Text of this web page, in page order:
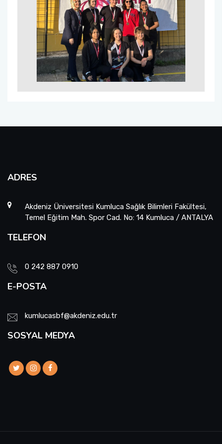
ADRES
Akdeniz Üniversitesi Kumluca Sağlık Bilimleri Fakültesi,
Temel Eğitim Mah. Spor Cad. No: 14 Kumluca / ANTALYA
TELEFON
0 242 887 0910
E-POSTA
kumlucasbf@akdeniz.edu.tr
SOSYAL MEDYA
Sıfır Atık Yönetim Sistemi Alt Komisyonu
Sosyal Komite Komisyonu
Sosyal Medya Komisyonu